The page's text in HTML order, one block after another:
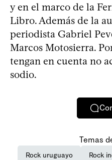
y en el marco de la
Libro. Además de la
periodista Gabriel
Marcos Motosierra.
tengan en cuenta no
sodio.
Temas
Rock uruguayo Rock